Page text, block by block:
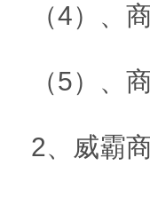
（4）、
（5）、
2、威霸